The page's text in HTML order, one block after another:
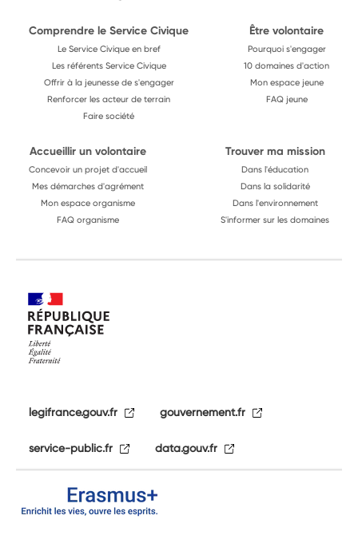
Comprendre le Service Civique
Le Service Civique en bref
Les référents Service Civique
Offrir à la jeunesse de s'engager
Renforcer les acteur de terrain
Faire société
Être volontaire
Pourquoi s'engager
10 domaines d'action
Mon espace jeune
FAQ jeune
Accueillir un volontaire
Concevoir un projet d'accueil
Mes démarches d'agrément
Mon espace organisme
FAQ organisme
Trouver ma mission
Dans l'éducation
Dans la solidarité
Dans l'environnement
S'informer sur les domaines
legifrance.gouv.fr gouvernement.fr
service-public.fr data.gouv.fr